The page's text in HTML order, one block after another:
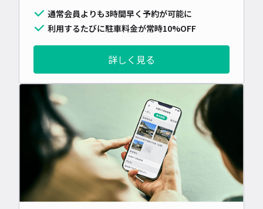
通常会員よりも3時間早く予約が可能に
利用するたびに駐車料金が常時10%OFF
詳しく見る